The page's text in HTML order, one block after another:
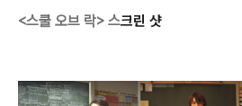
<스쿨 오브 락> 스크린 샷